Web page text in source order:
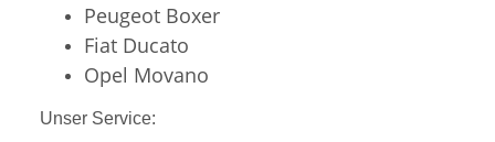
Peugeot Boxer
Fiat Ducato
Opel Movano
Unser Service: